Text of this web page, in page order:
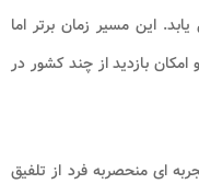
این مسیر زمان‌ برتر اما
بازدید از چند کشور در
ای منحصربه‌ فرد از تلفیق